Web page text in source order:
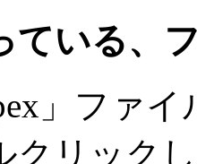
ている、
」ファ
クリック